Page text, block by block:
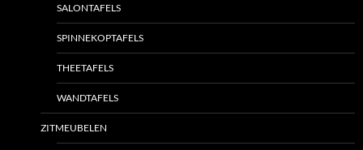
SALONTAFELS
SPINNEKOPTAFELS
THEETAFELS
WANDTAFELS
ZITMEUBELEN